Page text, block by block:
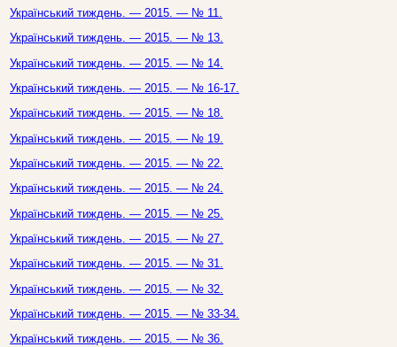
Український тиждень. — 2015. — № 11.
Український тиждень. — 2015. — № 13.
Український тиждень. — 2015. — № 14.
Український тиждень. — 2015. — № 16-17.
Український тиждень. — 2015. — № 18.
Український тиждень. — 2015. — № 19.
Український тиждень. — 2015. — № 22.
Український тиждень. — 2015. — № 24.
Український тиждень. — 2015. — № 25.
Український тиждень. — 2015. — № 27.
Український тиждень. — 2015. — № 31.
Український тиждень. — 2015. — № 32.
Український тиждень. — 2015. — № 33-34.
Український тиждень. — 2015. — № 36.